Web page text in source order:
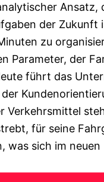
der
zu
Parameter, der
führt das
Verkehrsmittel
für seine
was sich im